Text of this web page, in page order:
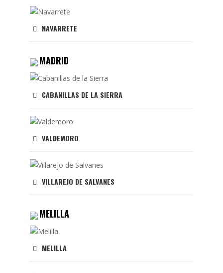
NAVARRETE
MADRID
CABANILLAS DE LA SIERRA
VALDEMORO
VILLAREJO DE SALVANES
MELILLA
MELILLA